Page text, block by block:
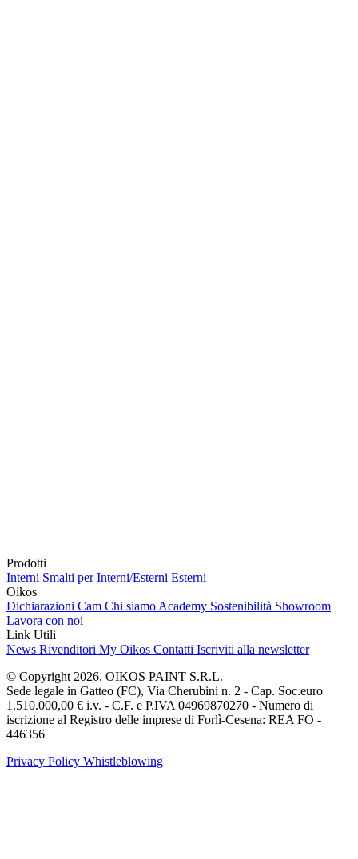
Prodotti
Interni Smalti per Interni/Esterni Esterni
Oikos
Dichiarazioni Cam Chi siamo Academy Sostenibilità Showroom
Lavora con noi
Link Utili
News Rivenditori My Oikos Contatti Iscriviti alla newsletter
© Copyright 2026. OIKOS PAINT S.R.L.
Sede legale in Gatteo (FC), Via Cherubini n. 2 - Cap. Soc.euro
1.510.000,00 € i.v. - C.F. e P.IVA 04969870270 - Numero di
iscrizione al Registro delle imprese di Forlì-Cesena: REA FO -
446356
Privacy Policy Whistleblowing